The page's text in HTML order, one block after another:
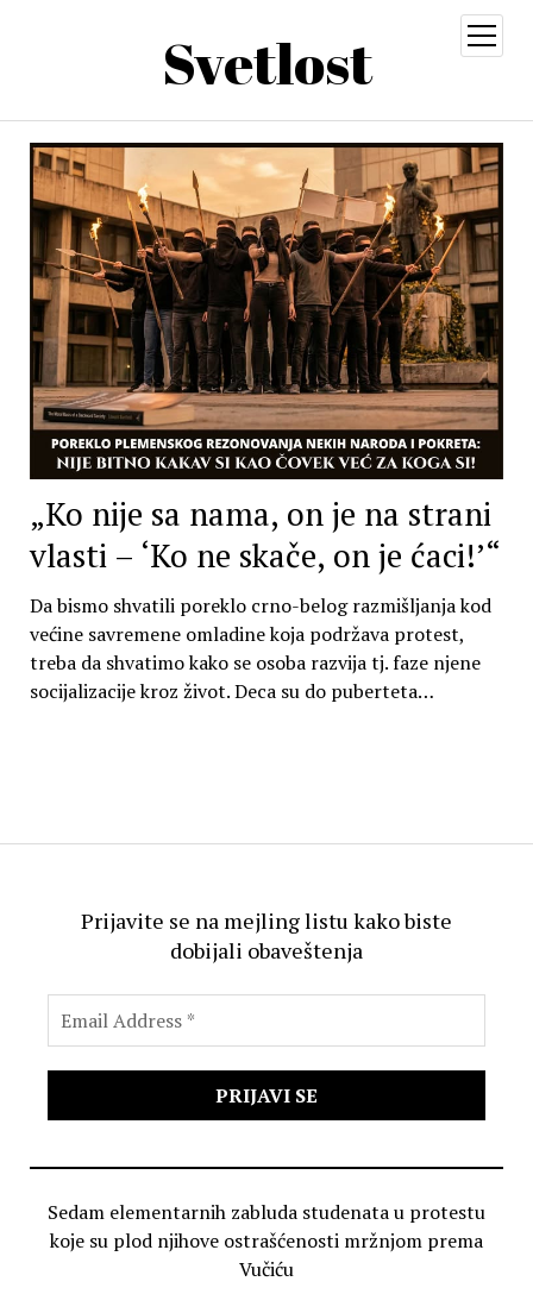
Svetlost
open
menu
Prijavite se na mejling listu kako biste
dobijali obaveštenja
Sedam elementarnih zabluda studenata u protestu
koje su plod njihove ostrašćenosti mržnjom prema
Vučiću
„Ko nije sa nama, on je na strani
vlasti – ‘Ko ne skače, on je ćaci!’“
Da bismo shvatili poreklo crno-belog razmišljanja kod
većine savremene omladine koja podržava protest,
treba da shvatimo kako se osoba razvija tj. faze njene
socijalizacije kroz život. Deca su do puberteta…